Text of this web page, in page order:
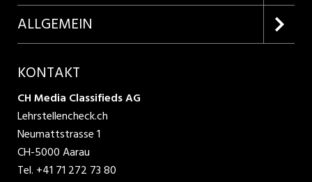
Inserieren
Produkte
Lehrberufe entdecken
ALLGEMEIN
AGB
Datenschutzbestimmungen
Nutzungsbedingungen
KONTAKT
CH Media Classifieds AG
Lehrstellencheck.ch
Neumattstrasse 1
CH-5000 Aarau
Tel. +41 71 272 73 80